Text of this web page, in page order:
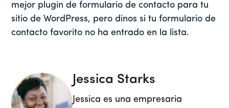
mejor plugin de formulario de contacto para tu
sitio de WordPress, pero dinos si tu formulario de
contacto favorito no ha entrado en la lista.
Jessica Starks
Jessica es una empresaria